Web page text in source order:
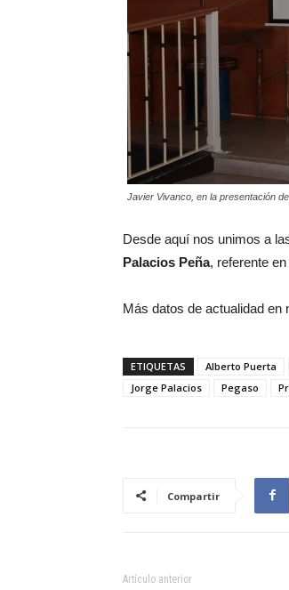
Javier Vivanco, en la presentación
Desde aquí nos unimos a
Palacios Peña, referente
Más datos de actualidad en
ETIQUETAS Alberto Puerta
Jorge Palacios
Pegaso
Compartir
Artículo anterior